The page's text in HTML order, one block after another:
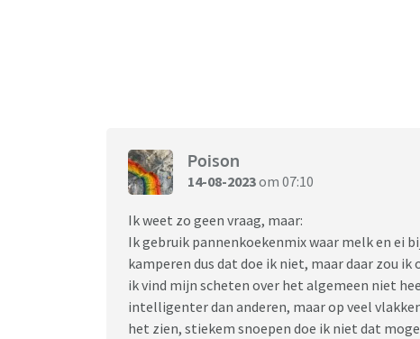
Poison
14-08-2023om 07:10
Ik weet zo geen vraag, maar:
Ik gebruik pannenkoekenmix waar melk en ei
kamperen dus dat doe ik niet, maar daar zou
ik vind mijn scheten over het algemeen niet
intelligenter dan anderen, maar op veel
het zien, stiekem snoepen doe ik niet dat